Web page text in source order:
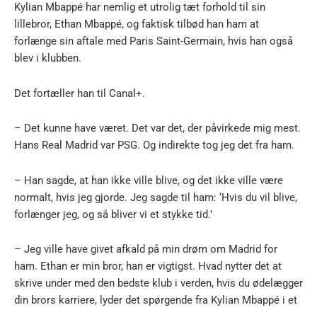
Kylian Mbappé har nemlig et utrolig tæt forhold til sin
lillebror, Ethan Mbappé, og faktisk tilbød han ham at
forlænge sin aftale med Paris Saint-Germain, hvis han også
blev i klubben.
Det fortæller han til Canal+.
– Det kunne have været. Det var det, der påvirkede mig mest.
Hans Real Madrid var PSG. Og indirekte tog jeg det fra ham.
– Han sagde, at han ikke ville blive, og det ikke ville være
normalt, hvis jeg gjorde. Jeg sagde til ham: ‘Hvis du vil blive,
forlænger jeg, og så bliver vi et stykke tid.’
– Jeg ville have givet afkald på min drøm om Madrid for
ham. Ethan er min bror, han er vigtigst. Hvad nytter det at
skrive under med den bedste klub i verden, hvis du ødelægger
din brors karriere, lyder det spørgende fra Kylian Mbappé i et